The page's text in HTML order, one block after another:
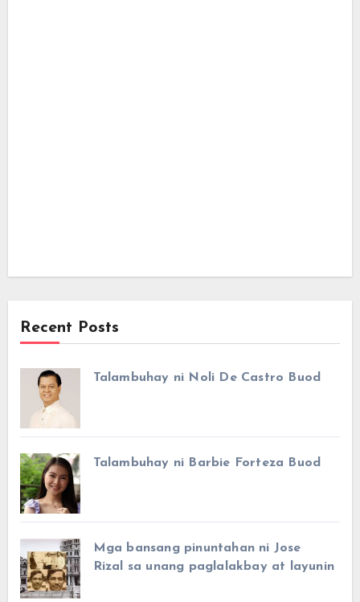
Recent Posts
Talambuhay ni Noli De Castro Buod
Talambuhay ni Barbie Forteza Buod
Mga bansang pinuntahan ni Jose
Rizal sa unang paglalakbay at layunin